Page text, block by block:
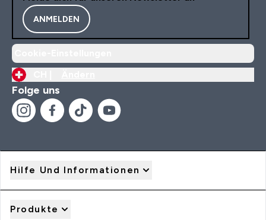
ANMELDEN
Folge uns
Hilfe Und Informationen
Produkte